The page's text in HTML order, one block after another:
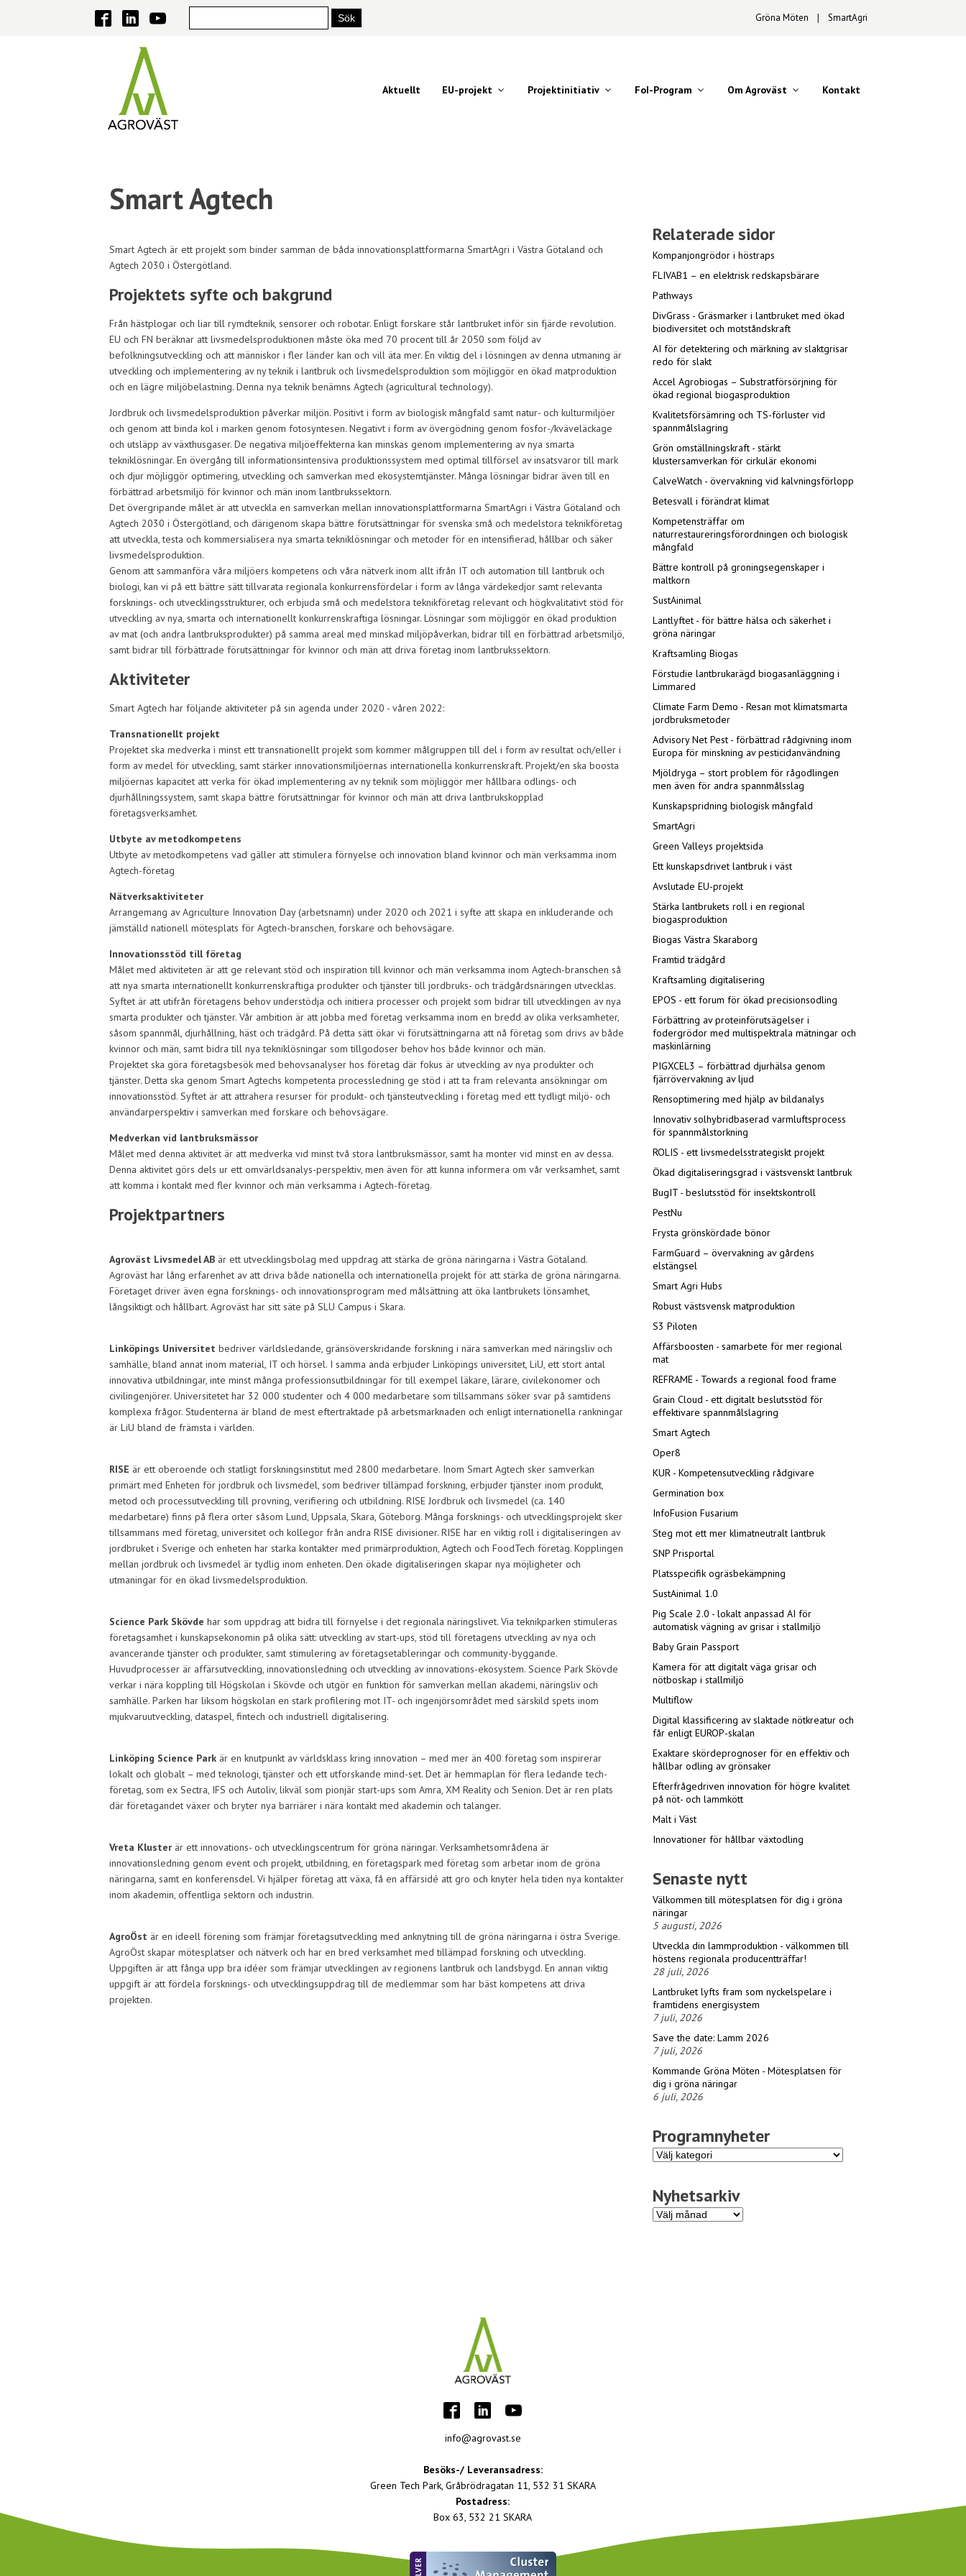
Gröna Möten ∣ SmartAgri
Aktuellt EU-projekt Projektinitiativ FoI-Program Om Agroväst Kontakt
Smart Agtech
Smart Agtech är ett projekt som binder samman de båda innovationsplattformarna SmartAgri i Västra Götaland och
Agtech 2030 i Östergötland.
Projektets syfte och bakgrund
Från hästplogar och liar till rymdteknik, sensorer och robotar. Enligt forskare står lantbruket inför sin fjärde revolution.
EU och FN beräknar att livsmedelsproduktionen måste öka med 70 procent till år 2050 som följd av
befolkningsutveckling och att människor i fler länder kan och vill äta mer. En viktig del i lösningen av denna utmaning är
utveckling och implementering av ny teknik i lantbruk och livsmedelsproduktion som möjliggör en ökad matproduktion
och en lägre miljöbelastning. Denna nya teknik benämns Agtech (agricultural technology).
Jordbruk och livsmedelsproduktion påverkar miljön. Positivt i form av biologisk mångfald samt natur- och kulturmiljöer
och genom att binda kol i marken genom fotosyntesen. Negativt i form av övergödning genom fosfor-/kväveläckage
och utsläpp av växthusgaser. De negativa miljöeffekterna kan minskas genom implementering av nya smarta
tekniklösningar. En övergång till informationsintensiva produktionssystem med optimal tillförsel av insatsvaror till mark
och djur möjliggör optimering, utveckling och samverkan med ekosystemtjänster. Många lösningar bidrar även till en
förbättrad arbetsmiljö för kvinnor och män inom lantbrukssektorn.
Det övergripande målet är att utveckla en samverkan mellan innovationsplattformarna SmartAgri i Västra Götaland och
Agtech 2030 i Östergötland, och därigenom skapa bättre förutsättningar för svenska små och medelstora teknikföretag
att utveckla, testa och kommersialisera nya smarta tekniklösningar och metoder för en intensifierad, hållbar och säker
livsmedelsproduktion.
Genom att sammanföra våra miljöers kompetens och våra nätverk inom allt ifrån IT och automation till lantbruk och
biologi, kan vi på ett bättre sätt tillvarata regionala konkurrensfördelar i form av långa värdekedjor samt relevanta
forsknings- och utvecklingsstrukturer, och erbjuda små och medelstora teknikföretag relevant och högkvalitativt stöd för
utveckling av nya, smarta och internationellt konkurrenskraftiga lösningar. Lösningar som möjliggör en ökad produktion
av mat (och andra lantbruksprodukter) på samma areal med minskad miljöpåverkan, bidrar till en förbättrad arbetsmiljö,
samt bidrar till förbättrade förutsättningar för kvinnor och män att driva företag inom lantbrukssektorn.
Aktiviteter
Smart Agtech har följande aktiviteter på sin agenda under 2020 - våren 2022:
Transnationellt projekt
Projektet ska medverka i minst ett transnationellt projekt som kommer målgruppen till del i form av resultat och/eller i
form av medel för utveckling, samt stärker innovationsmiljöernas internationella konkurrenskraft. Projekt/en ska boosta
miljöernas kapacitet att verka för ökad implementering av ny teknik som möjliggör mer hållbara odlings- och
djurhållningssystem, samt skapa bättre förutsättningar för kvinnor och män att driva lantbrukskopplad
företagsverksamhet.
Utbyte av metodkompetens
Utbyte av metodkompetens vad gäller att stimulera förnyelse och innovation bland kvinnor och män verksamma inom
Agtech-företag
Nätverksaktiviteter
Arrangemang av Agriculture Innovation Day (arbetsnamn) under 2020 och 2021 i syfte att skapa en inkluderande och
jämställd nationell mötesplats för Agtech-branschen, forskare och behovsägare.
Innovationsstöd till företag
Målet med aktiviteten är att ge relevant stöd och inspiration till kvinnor och män verksamma inom Agtech-branschen så
att nya smarta internationellt konkurrenskraftiga produkter och tjänster till jordbruks- och trädgårdsnäringen utvecklas.
Syftet är att utifrån företagens behov understödja och initiera processer och projekt som bidrar till utvecklingen av nya
smarta produkter och tjänster. Vår ambition är att jobba med företag verksamma inom en bredd av olika verksamheter,
såsom spannmål, djurhållning, häst och trädgård. På detta sätt ökar vi förutsättningarna att nå företag som drivs av både
kvinnor och män, samt bidra till nya tekniklösningar som tillgodoser behov hos både kvinnor och män.
Projektet ska göra företagsbesök med behovsanalyser hos företag där fokus är utveckling av nya produkter och
tjänster. Detta ska genom Smart Agtechs kompetenta processledning ge stöd i att ta fram relevanta ansökningar om
innovationsstöd. Syftet är att attrahera resurser för produkt- och tjänsteutveckling i företag med ett tydligt miljö- och
användarperspektiv i samverkan med forskare och behovsägare.
Medverkan vid lantbruksmässor
Målet med denna aktivitet är att medverka vid minst två stora lantbruksmässor, samt ha monter vid minst en av dessa.
Denna aktivitet görs dels ur ett omvärldsanalys-perspektiv, men även för att kunna informera om vår verksamhet, samt
att komma i kontakt med fler kvinnor och män verksamma i Agtech-företag.
Projektpartners
Agroväst Livsmedel AB är ett utvecklingsbolag med uppdrag att stärka de gröna näringarna i Västra Götaland.
Agroväst har lång erfarenhet av att driva både nationella och internationella projekt för att stärka de gröna näringarna.
Företaget driver även egna forsknings- och innovationsprogram med målsättning att öka lantbrukets lönsamhet,
långsiktigt och hållbart. Agroväst har sitt säte på SLU Campus i Skara.
Linköpings Universitet bedriver världsledande, gränsöverskridande forskning i nära samverkan med näringsliv och
samhälle, bland annat inom material, IT och hörsel. I samma anda erbjuder Linköpings universitet, LiU, ett stort antal
innovativa utbildningar, inte minst många professionsutbildningar för till exempel läkare, lärare, civilekonomer och
civilingenjörer. Universitetet har 32 000 studenter och 4 000 medarbetare som tillsammans söker svar på samtidens
komplexa frågor. Studenterna är bland de mest eftertraktade på arbetsmarknaden och enligt internationella rankningar
är LiU bland de främsta i världen.
RISE är ett oberoende och statligt forskningsinstitut med 2800 medarbetare. Inom Smart Agtech sker samverkan
primärt med Enheten för jordbruk och livsmedel, som bedriver tillämpad forskning, erbjuder tjänster inom produkt,
metod och processutveckling till provning, verifiering och utbildning. RISE Jordbruk och livsmedel (ca. 140
medarbetare) finns på flera orter såsom Lund, Uppsala, Skara, Göteborg. Många forsknings- och utvecklingsprojekt sker
tillsammans med företag, universitet och kollegor från andra RISE divisioner. RISE har en viktig roll i digitaliseringen av
jordbruket i Sverige och enheten har starka kontakter med primärproduktion, Agtech och FoodTech företag. Kopplingen
mellan jordbruk och livsmedel är tydlig inom enheten. Den ökade digitaliseringen skapar nya möjligheter och
utmaningar för en ökad livsmedelsproduktion.
Science Park Skövde har som uppdrag att bidra till förnyelse i det regionala näringslivet. Via teknikparken stimuleras
företagsamhet i kunskapsekonomin på olika sätt: utveckling av start-ups, stöd till företagens utveckling av nya och
avancerande tjänster och produkter, samt stimulering av företagsetableringar och community-byggande.
Huvudprocesser är affärsutveckling, innovationsledning och utveckling av innovations-ekosystem. Science Park Skövde
verkar i nära koppling till Högskolan i Skövde och utgör en funktion för samverkan mellan akademi, näringsliv och
samhälle. Parken har liksom högskolan en stark profilering mot IT- och ingenjörsområdet med särskild spets inom
mjukvaruutveckling, dataspel, fintech och industriell digitalisering.
Linköping Science Park är en knutpunkt av världsklass kring innovation – med mer än 400 företag som inspirerar
lokalt och globalt – med teknologi, tjänster och ett utforskande mind-set. Det är hemmaplan för flera ledande tech-
företag, som ex Sectra, IFS och Autoliv, likväl som pionjär start-ups som Amra, XM Reality och Senion. Det är ren plats
där företagandet växer och bryter nya barriärer i nära kontakt med akademin och talanger.
Vreta Kluster är ett innovations- och utvecklingscentrum för gröna näringar. Verksamhetsområdena är
innovationsledning genom event och projekt, utbildning, en företagspark med företag som arbetar inom de gröna
näringarna, samt en konferensdel. Vi hjälper företag att växa, få en affärsidé att gro och knyter hela tiden nya kontakter
inom akademin, offentliga sektorn och industrin.
AgroÖst är en ideell förening som främjar företagsutveckling med anknytning till de gröna näringarna i östra Sverige.
AgroÖst skapar mötesplatser och nätverk och har en bred verksamhet med tillämpad forskning och utveckling.
Uppgiften är att fånga upp bra idéer som främjar utvecklingen av regionens lantbruk och landsbygd. En annan viktig
uppgift är att fördela forsknings- och utvecklingsuppdrag till de medlemmar som har bäst kompetens att driva
projekten.
Relaterade sidor
Kompanjongrödor i höstraps
FLIVAB1 – en elektrisk redskapsbärare
Pathways
DivGrass - Gräsmarker i lantbruket med ökad
biodiversitet och motståndskraft
AI för detektering och märkning av slaktgrisar
redo för slakt
Accel Agrobiogas – Substratförsörjning för
ökad regional biogasproduktion
Kvalitetsförsämring och TS-förluster vid
spannmålslagring
Grön omställningskraft - stärkt
klustersamverkan för cirkulär ekonomi
CalveWatch - övervakning vid kalvningsförlopp
Betesvall i förändrat klimat
Kompetensträffar om
naturrestaureringsförordningen och biologisk
mångfald
Bättre kontroll på groningsegenskaper i
maltkorn
SustAinimal
Lantlyftet - för bättre hälsa och säkerhet i
gröna näringar
Kraftsamling Biogas
Förstudie lantbrukarägd biogasanläggning i
Limmared
Climate Farm Demo - Resan mot klimatsmarta
jordbruksmetoder
Advisory Net Pest - förbättrad rådgivning inom
Europa för minskning av pesticidanvändning
Mjöldryga – stort problem för rågodlingen
men även för andra spannmålsslag
Kunskapspridning biologisk mångfald
SmartAgri
Green Valleys projektsida
Ett kunskapsdrivet lantbruk i väst
Avslutade EU-projekt
Stärka lantbrukets roll i en regional
biogasproduktion
Biogas Västra Skaraborg
Framtid trädgård
Kraftsamling digitalisering
EPOS - ett forum för ökad precisionsodling
Förbättring av proteinförutsägelser i
fodergrödor med multispektrala mätningar och
maskinlärning
PIGXCEL3 – förbättrad djurhälsa genom
fjärrövervakning av ljud
Rensoptimering med hjälp av bildanalys
Innovativ solhybridbaserad varmluftsprocess
för spannmålstorkning
ROLIS - ett livsmedelsstrategiskt projekt
Ökad digitaliseringsgrad i västsvenskt lantbruk
BugIT - beslutsstöd för insektskontroll
PestNu
Frysta grönskördade bönor
FarmGuard – övervakning av gårdens
elstängsel
Smart Agri Hubs
Robust västsvensk matproduktion
S3 Piloten
Affärsboosten - samarbete för mer regional
mat
REFRAME - Towards a regional food frame
Grain Cloud - ett digitalt beslutsstöd för
effektivare spannmålslagring
Smart Agtech
Oper8
KUR - Kompetensutveckling rådgivare
Germination box
InfoFusion Fusarium
Steg mot ett mer klimatneutralt lantbruk
SNP Prisportal
Platsspecifik ogräsbekämpning
SustAinimal 1.0
Pig Scale 2.0 - lokalt anpassad AI för
automatisk vägning av grisar i stallmiljö
Baby Grain Passport
Kamera för att digitalt väga grisar och
nötboskap i stallmiljö
Multiflow
Digital klassificering av slaktade nötkreatur och
får enligt EUROP-skalan
Exaktare skördeprognoser för en effektiv och
hållbar odling av grönsaker
Efterfrågedriven innovation för högre kvalitet
på nöt- och lammkött
Malt i Väst
Innovationer för hållbar växtodling
Senaste nytt
Välkommen till mötesplatsen för dig i gröna
näringar
5 augusti, 2026
Utveckla din lammproduktion - välkommen till
höstens regionala producentträffar!
28 juli, 2026
Lantbruket lyfts fram som nyckelspelare i
framtidens energisystem
7 juli, 2026
Save the date: Lamm 2026
7 juli, 2026
Kommande Gröna Möten - Mötesplatsen för
dig i gröna näringar
6 juli, 2026
Programnyheter
Programnyheter
Nyhetsarkiv
Nyhetsarkiv
info@agrovast.se
Besöks-/ Leveransadress:
Green Tech Park, Gråbrödragatan 11, 532 31 SKARA
Postadress:
Box 63, 532 21 SKARA